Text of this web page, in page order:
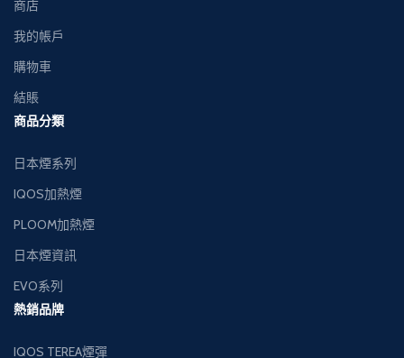
商店
我的帳戶
購物車
結賬
商品分類
日本煙系列
IQOS加熱煙
PLOOM加熱煙
日本煙資訊
EVO系列
熱銷品牌
IQOS TEREA煙彈